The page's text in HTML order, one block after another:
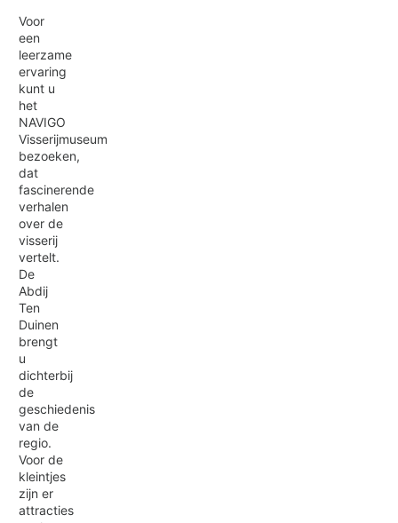
Voor
een
leerzame
ervaring
kunt u
het
NAVIGO
Visserijmuseum
bezoeken,
dat
fascinerende
verhalen
over de
visserij
vertelt.
De
Abdij
Ten
Duinen
brengt
u
dichterbij
de
geschiedenis
van de
regio.
Voor de
kleintjes
zijn er
attracties